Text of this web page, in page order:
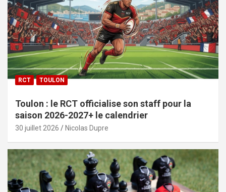
RCT TOULON
Toulon : le RCT officialise son staff pour la
saison 2026-2027+ le calendrier
30 juillet 2026 Nicolas Dupre